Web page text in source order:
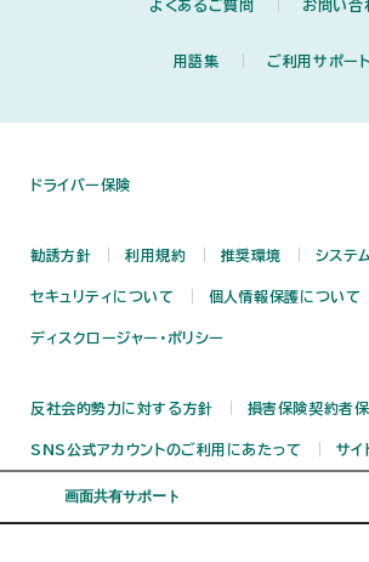
よくあるご質問 お問い合
用語集 ご利用サポート
ドライバー保険
勧誘方針 利用規約 推奨環境 システ
セキュリティについて 個人情報保護について
ディスクロージャー・ポリシー
反社会的勢力に対する方針 損害保険契約者
SNS公式アカウントのご利用にあたって サイ